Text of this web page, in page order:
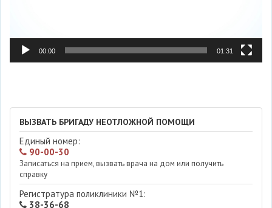
00:00 01:31
ВЫЗВАТЬ БРИГАДУ НЕОТЛОЖНОЙ ПОМОЩИ
Единый номер:
90-00-30
Записаться на прием, вызвать врача на дом или получить
справку
Регистратура поликлиники №1:
38-36-68